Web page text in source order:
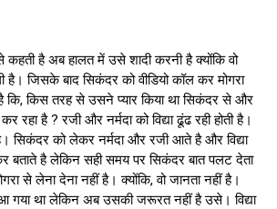
कहती है अब हालत में उसे शादी करनी है क्योंकि वो
जिसके बाद सिकंदर को वीडियो कॉल कर मोगरा
कि, किस तरह से उसने प्यार किया था सिकंदर से और
रहा है ? रजी और नर्मदा को विद्या ढूंढ रही होती है।
सिकंदर को लेकर नर्मदा और रजी आते है और विद्या
बताते है लेकिन सही समय पर सिकंदर बात पलट देता
से लेना देना नहीं है। क्योंकि, वो जानता नहीं है।
आ गया था लेकिन अब उसकी जरूरत नहीं है उसे। विद्या